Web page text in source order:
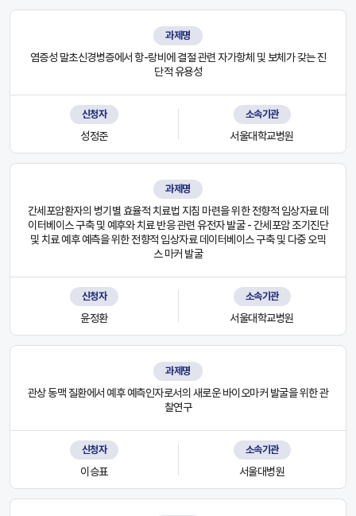
과제명
염증성 말초신경병증에서 항-랑비에 결절 관련 자가항체 및 보체가 갖는 진
단적 유용성
신청자
성정준
소속기관
서울대학교병원
과제명
간세포암환자의 병기별 효율적 치료법 지침 마련을 위한 전향적 임상자료 데
이터베이스 구축 및 예후와 치료 반응 관련 유전자 발굴 - 간세포암 조기진단
및 치료 예후 예측을 위한 전향적 임상자료 데이터베이스 구축 및 다중 오믹
스 마커 발굴
신청자
윤정환
소속기관
서울대학교병원
과제명
관상 동맥 질환에서 예후 예측인자로서의 새로운 바이오마커 발굴을 위한 관
찰연구
신청자
이승표
소속기관
서울대병원